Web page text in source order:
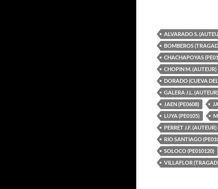
ALVARADO S.
BOMBEROS
CHACHAPOYAS
CHOPIN M. (AUTEUR)
DORADO (CUEVA
GALERA J.L. (AUTEUR)
JAEN (PE0608)
LUYA (PE0105)
PERRET J.F. (AUTEUR)
RIO SANTIAGO
SOLOCO (PE010120)
VILLAFLOR